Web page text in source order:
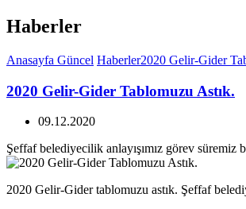
Haberler
Anasayfa Güncel Haberler2020 Gelir-Gider
2020 Gelir-Gider Tablomuzu Astık.
09.12.2020
Şeffaf belediyecilik anlayışımız görev süremiz
2020 Gelir-Gider tablomuzu astık. Şeffaf